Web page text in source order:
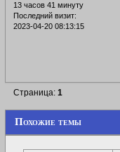
13 часов 41 минуту
Последний визит:
2023-04-20 08:13:15
Страница: 1
Похожие темы